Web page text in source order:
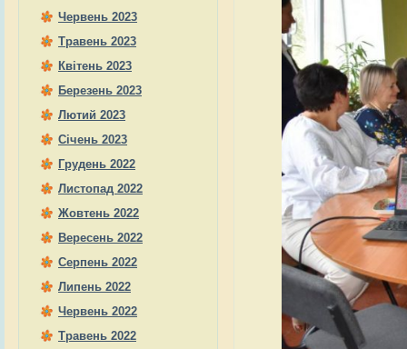
Червень 2023
Травень 2023
Квітень 2023
Березень 2023
Лютий 2023
Січень 2023
Грудень 2022
Листопад 2022
Жовтень 2022
Вересень 2022
Серпень 2022
Липень 2022
Червень 2022
Травень 2022